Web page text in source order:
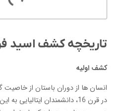
تاریخچه کشف اسید
کشف اولیه
انسان ها از دوران باستان از خاصیت
در قرن 16، دانشمندان